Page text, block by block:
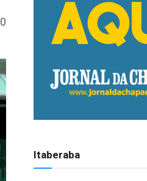
0
Itaberaba